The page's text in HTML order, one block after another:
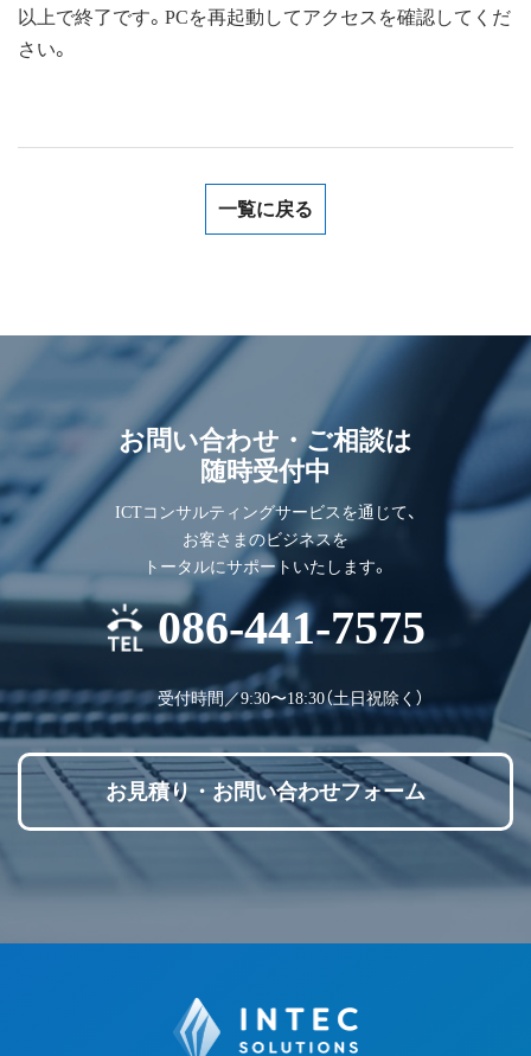
以上で終了です。PCを再起動してアクセスを確認してくだ
さい。
一覧に戻る
お問い合わせ・ご相談は
随時受付中
ICTコンサルティングサービスを通じて、
お客さまのビジネスを
トータルにサポートいたします。
086-441-7575
受付時間／9:30〜18:30（土日祝除く）
お見積り・お問い合わせフォーム